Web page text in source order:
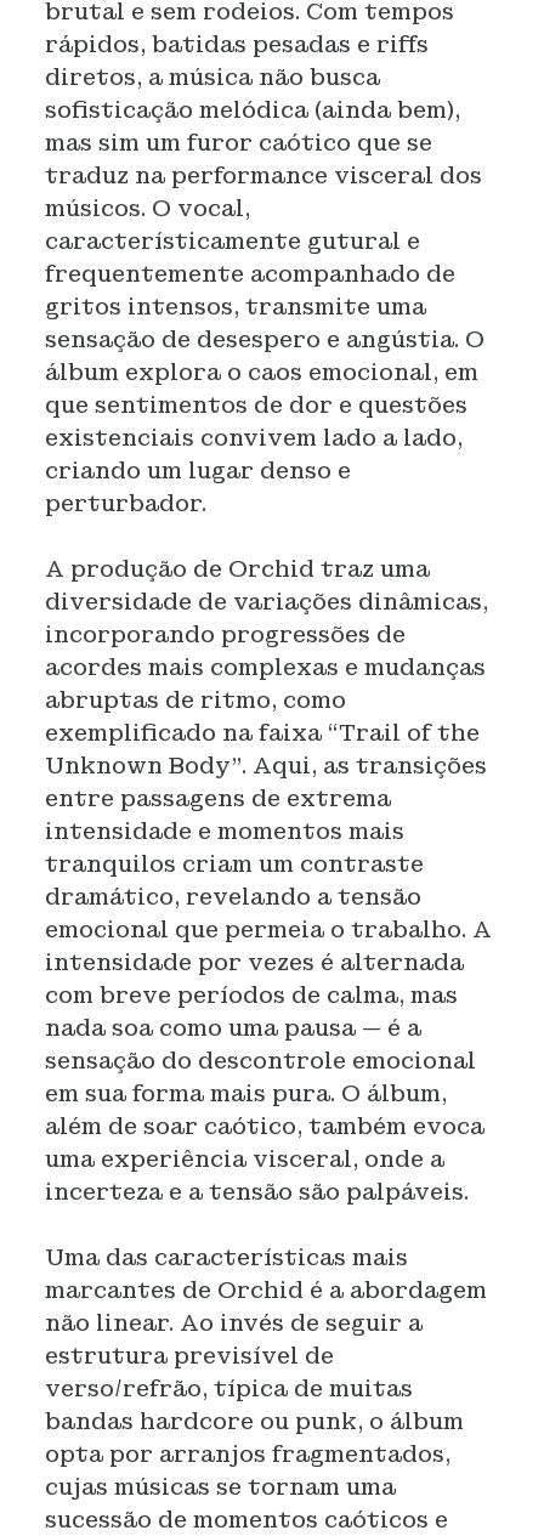
brutal e sem rodeios. Com tempos
rápidos, batidas pesadas e riffs
diretos, a música não busca
sofisticação melódica (ainda bem),
mas sim um furor caótico que se
traduz na performance visceral dos
músicos. O vocal,
característicamente gutural e
frequentemente acompanhado de
gritos intensos, transmite uma
sensação de desespero e angústia. O
álbum explora o caos emocional, em
que sentimentos de dor e questões
existenciais convivem lado a lado,
criando um lugar denso e
perturbador.
A produção de Orchid traz uma
diversidade de variações dinâmicas,
incorporando progressões de
acordes mais complexas e mudanças
abruptas de ritmo, como
exemplificado na faixa “Trail of the
Unknown Body”. Aqui, as transições
entre passagens de extrema
intensidade e momentos mais
tranquilos criam um contraste
dramático, revelando a tensão
emocional que permeia o trabalho. A
intensidade por vezes é alternada
com breve períodos de calma, mas
nada soa como uma pausa — é a
sensação do descontrole emocional
em sua forma mais pura. O álbum,
além de soar caótico, também evoca
uma experiência visceral, onde a
incerteza e a tensão são palpáveis.
Uma das características mais
marcantes de Orchid é a abordagem
não linear. Ao invés de seguir a
estrutura previsível de
verso/refrão, típica de muitas
bandas hardcore ou punk, o álbum
opta por arranjos fragmentados,
cujas músicas se tornam uma
sucessão de momentos caóticos e